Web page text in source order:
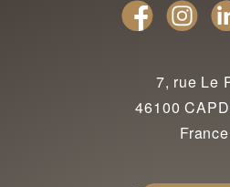
7, rue Le
46100
France